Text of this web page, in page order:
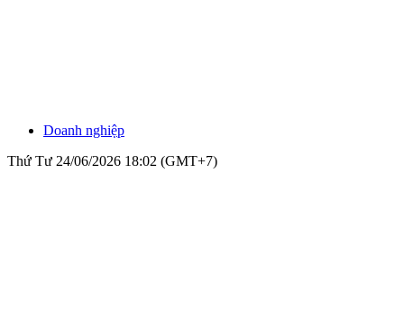
Doanh nghiệp
Thứ Tư 24/06/2026 18:02 (GMT+7)